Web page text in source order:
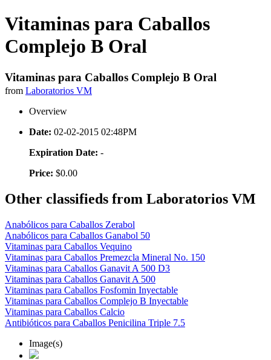
Vitaminas para Caballos
Complejo B Oral
Vitaminas para Caballos Complejo B Oral
from Laboratorios VM
Overview
Date: 02-02-2015 02:48PM
Expiration Date: -
Price: $0.00
Other classifieds from Laboratorios VM
Anabólicos para Caballos Zerabol
Anabólicos para Caballos Ganabol 50
Vitaminas para Caballos Vequino
Vitaminas para Caballos Premezcla Mineral No. 150
Vitaminas para Caballos Ganavit A 500 D3
Vitaminas para Caballos Ganavit A 500
Vitaminas para Caballos Fosfomin Inyectable
Vitaminas para Caballos Complejo B Inyectable
Vitaminas para Caballos Calcio
Antibióticos para Caballos Penicilina Triple 7.5
Image(s)